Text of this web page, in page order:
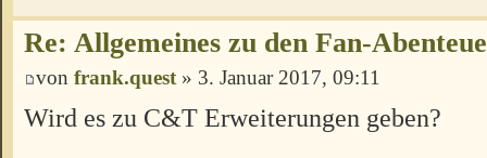
Re: Allgemeines zu den Fan-
von frank.quest » 3. Januar 2017, 09:11
Wird es zu C&T Erweiterungen geben?